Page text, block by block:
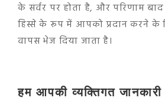
के सर्वर पर होता है, और परिणाम
हिस्से के रूप में आपको प्रदान करने के
वापस भेज दिया जाता है।
हम आपकी व्यक्तिगत